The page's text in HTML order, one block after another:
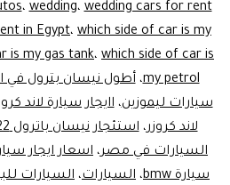
،wedding،wedding cars for rent
in Egypt، which side of car is my
is my gas tank، which side of car is
my petrol،أطول نيسان بترول في
سيارات ليموزين،اايجار سيارة لاند
لاند كروزر،استئجار نيسان باترول 2022 في دبي
السيارات في مصر، اسعار ايجار
سيارة bmw
، السيارات، السيارات